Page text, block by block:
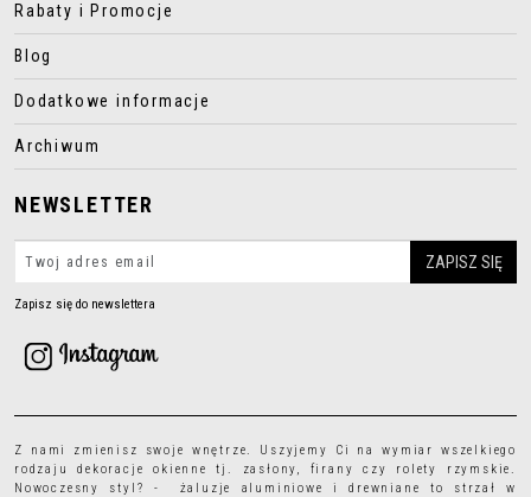
Rabaty i Promocje
Blog
Dodatkowe informacje
Archiwum
NEWSLETTER
Zapisz się do newslettera
Z nami zmienisz swoje wnętrze. Uszyjemy Ci na wymiar wszelkiego
rodzajudekoracje okienne tj. zasłony, firany czy rolety rzymskie.
Nowoczesny styl? - żaluzje aluminiowe i drewniane to strzał w